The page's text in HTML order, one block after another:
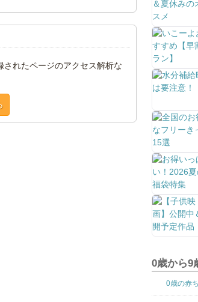
れたページのアクセス解析な
0歳から9
0歳の赤